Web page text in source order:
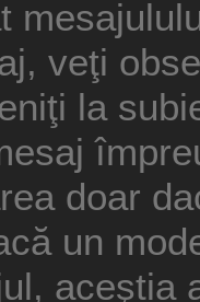
veţi
la
doar
un
aceştia